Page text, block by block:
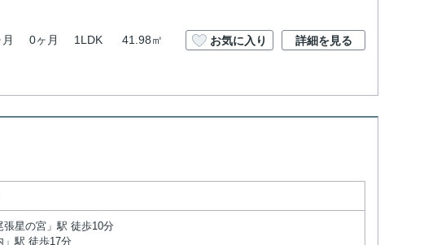
0ヶ月 1LDK 41.98㎡ お気に入り 詳細を見る
張星の宮」駅 徒歩10分
」駅 徒歩17分